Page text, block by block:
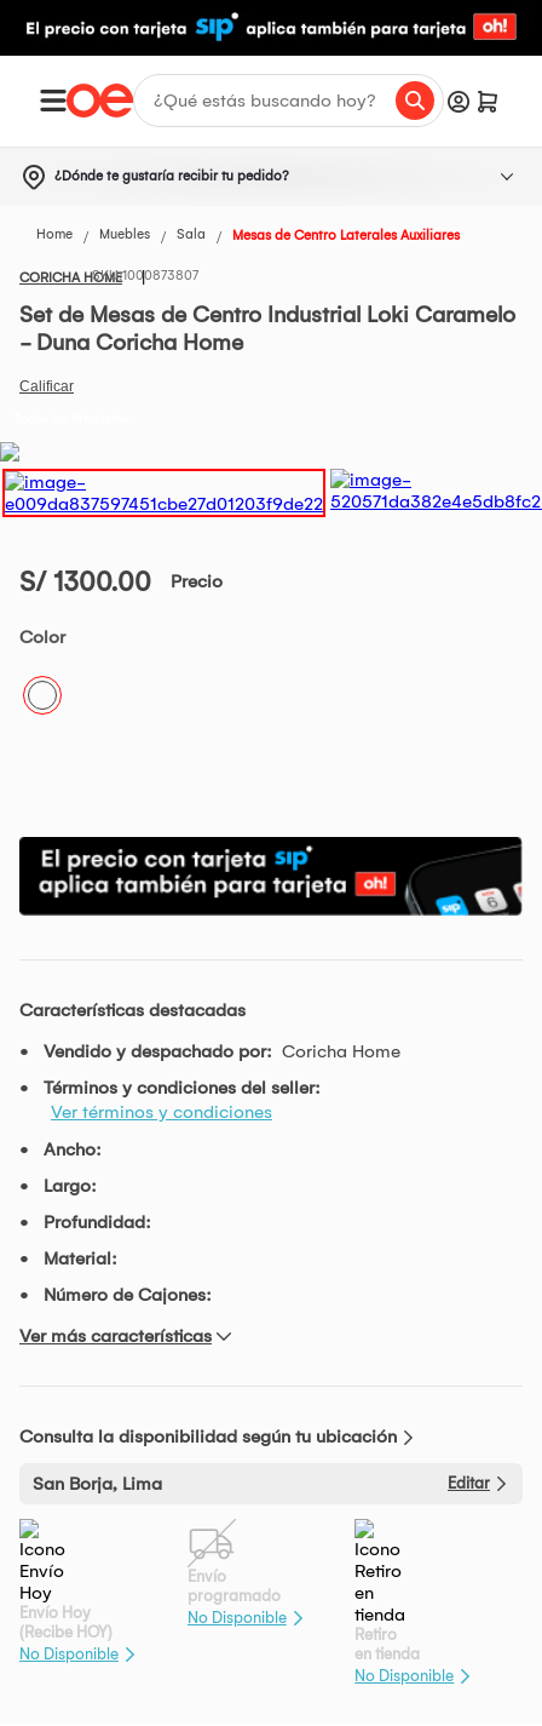
¿Dónde te gustaría recibir tu pedido?
Home Muebles Sala Mesas de Centro Laterales Auxiliares
CORICHA HOME1000873807
Set de Mesas de Centro Industrial Loki Caramelo
- Duna Coricha Home
S/ 1300.00 Precio
Color
Características destacadas
Vendido y despachado por: Coricha Home
Términos y condiciones del seller:
Ver términos y condiciones
Ancho:
Largo:
Profundidad:
Material:
Número de Cajones:
Ver más características
Consulta la disponibilidad según tu ubicación
San Borja, Lima Editar
Envío Hoy
(Recibe HOY)
No Disponible
Envío
programado
No Disponible
Retiro
en tienda
No Disponible